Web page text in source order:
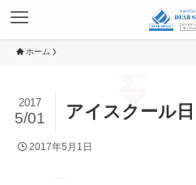
ホーム
アイスクール日
2017
5/01
2017年5月1日